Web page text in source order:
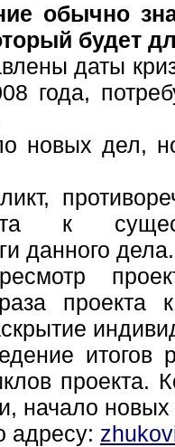
обычно
будет
даты
года,
новых дел,
к
данного дела.
итогов
начало
адресу: